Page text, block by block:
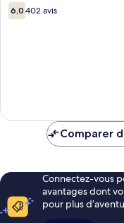
6.0
sur
6,0 402 avis
Comparer
Connectez-vous
avantages dont
pour plus